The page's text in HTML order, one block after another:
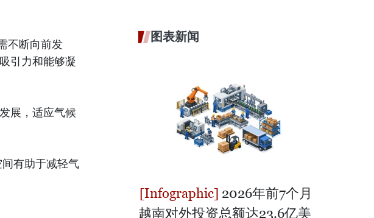
不断向前发
引力和能够凝
展，适应气候
有助于减轻气
图表新闻
2026年前7个月
越南对外投资总额达23.6亿美